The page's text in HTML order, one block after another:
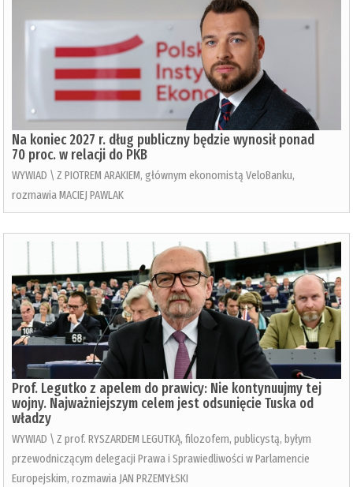
Na koniec 2027 r. dług publiczny będzie wynosił ponad
70 proc. w relacji do PKB
WYWIAD \ Z PIOTREM ARAKIEM, głównym ekonomistą VeloBanku,
rozmawia MACIEJ PAWLAK
Prof. Legutko z apelem do prawicy: Nie kontynuujmy tej
wojny. Najważniejszym celem jest odsunięcie Tuska od
władzy
WYWIAD \ Z prof. RYSZARDEM LEGUTKĄ, filozofem, publicystą, byłym
przewodniczącym delegacji Prawa i Sprawiedliwości w Parlamencie
Europejskim, rozmawia JAN PRZEMYŁSKI